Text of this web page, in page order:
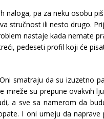
naloga, pa za neku osobu
stručnost ili nesto drugo.
nastaje kada nemate
pedeseti profil koji će
smatraju da su izuzetno
mreže su prepune ovakvih
a sve sa namerom da
I oni umeju da